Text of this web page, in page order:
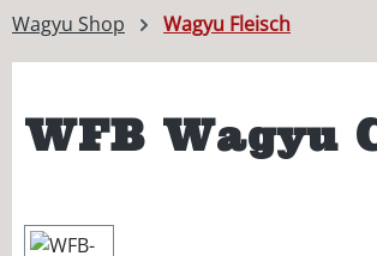
Wagyu Shop
Wagyu Fleisch
WFB Wagyu
Bildergalerie überspringen